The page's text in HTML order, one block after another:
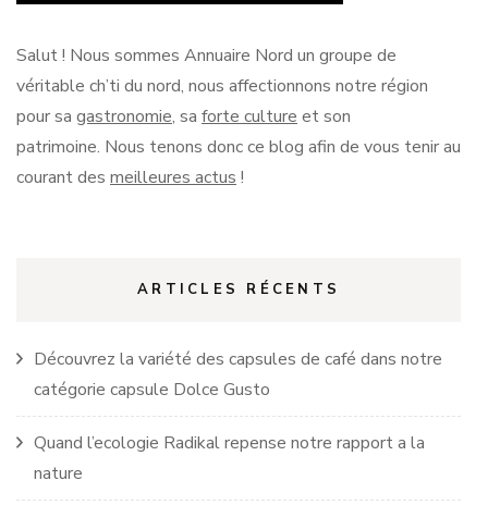
Salut ! Nous sommes Annuaire Nord un groupe de
véritable ch’ti du nord, nous affectionnons notre région
pour sa gastronomie, sa forte culture et son
patrimoine. Nous tenons donc ce blog afin de vous tenir au
courant des meilleures actus !
ARTICLES RÉCENTS
Découvrez la variété des capsules de café dans notre
catégorie capsule Dolce Gusto
Quand l’ecologie Radikal repense notre rapport a la
nature